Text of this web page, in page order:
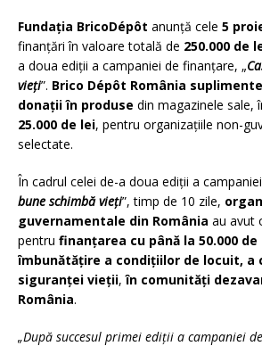
Fundaţia BricoDépôt anunţă cele 5
finanţări în valoare totală de 250.000 de
a doua ediţii a campaniei de finanţare, „
vieţi”. Brico Dépôt România
donaţiiîn produse din magazinele sale,
25.000 de lei, pentru organizaţiile non-
selectate.
În cadrul celei de-a doua ediţii a
bune schimbăvieţi”, timp de 10 zile, o
guvernamentale din România au avut
pentru finanţarea cu până la 50.000 de
îmbunătăţire a condiţiilor de locuit, a
siguranţei vieţii,în comunități
România.
„După succesul primei ediții a campaniei